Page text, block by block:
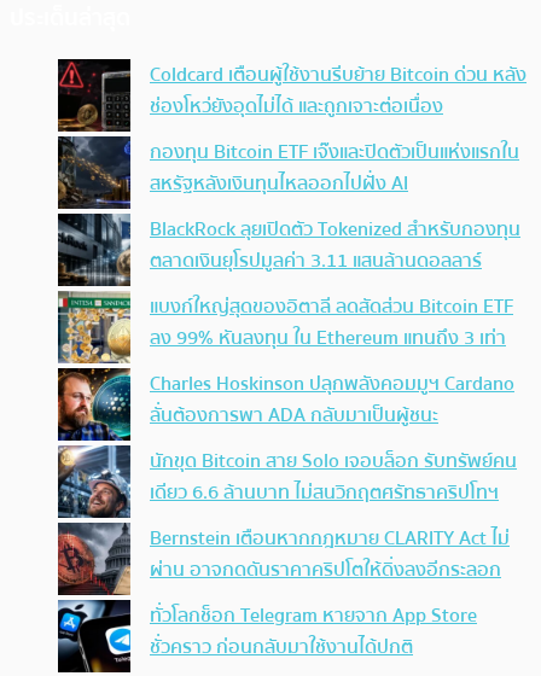
Coldcard เตือนผู้ใช้งานรีบย้าย Bitcoin ด่วน หลัง
ช่องโหว่ยังอุดไม่ได้ และถูกเจาะต่อเนื่อง
กองทุน Bitcoin ETF เจ๊งและปิดตัวเป็นแห่งแรกใน
สหรัฐหลังเงินทุนไหลออกไปฝั่ง AI
BlackRock ลุยเปิดตัว Tokenized สำหรับกองทุน
ตลาดเงินยุโรปมูลค่า 3.11 แสนล้านดอลลาร์
แบงก์ใหญ่สุดของอิตาลี ลดสัดส่วน Bitcoin ETF
ลง 99% หันลงทุน ใน Ethereum แทนถึง 3 เท่า
Charles Hoskinson ปลุกพลังคอมมูฯ Cardano
ลั่นต้องการพา ADA กลับมาเป็นผู้ชนะ
นักขุด Bitcoin สาย Solo เจอบล็อก รับทรัพย์คน
เดียว 6.6 ล้านบาท ไม่สนวิกฤตศรัทธาคริปโทฯ
Bernstein เตือนหากกฎหมาย CLARITY Act ไม่
ผ่าน อาจกดดันราคาคริปโตให้ดิ่งลงอีกระลอก
ทั่วโลกช็อก Telegram หายจาก App Store
ชั่วคราว ก่อนกลับมาใช้งานได้ปกติ